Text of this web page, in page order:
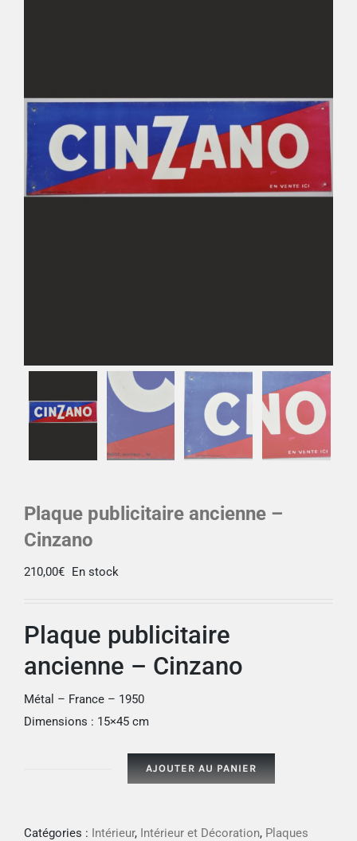
Pub
Livres & BD
Jeux & Jouets
Plaque publicitaire ancienne –
Cinzano
210,00€ En stock
Plaque publicitaire
ancienne – Cinzano
Métal – France – 1950
Dimensions : 15×45 cm
AJOUTER AU PANIER
Catégories : Intérieur, Intérieur et Décoration, Plaques